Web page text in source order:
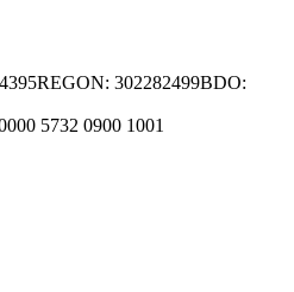
REGON: 302282499BDO:
5732 0900 1001